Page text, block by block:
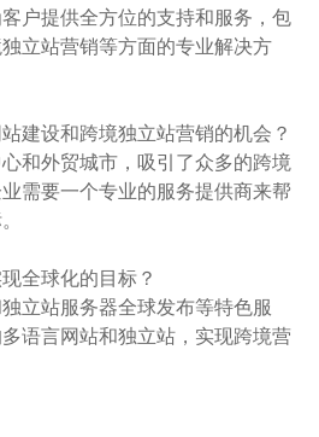
户提供全方位的支持和服务，包
立站营销等方面的专业解决方
建设和跨境独立站营销的机会？
和外贸城市，吸引了众多的跨境
需要一个专业的服务提供商来帮
全球化的目标？
立站服务器全球发布等特色服
语言网站和独立站，实现跨境营